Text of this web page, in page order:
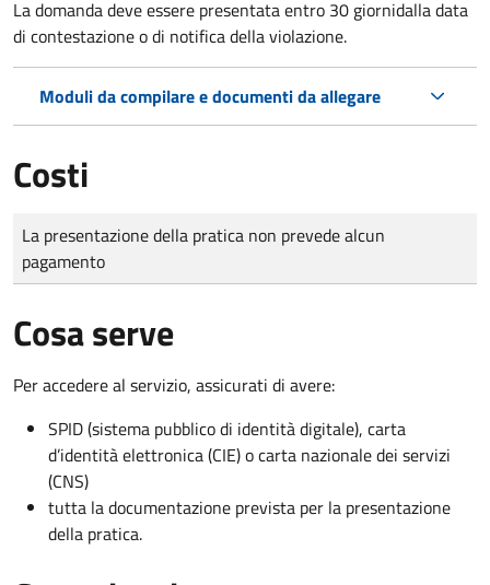
La domanda deve essere presentata entro 30 giornidalla data
di contestazione o di notifica della violazione.
Moduli da compilare e documenti da allegare
Costi
Tipo di pagamento
Importo
La presentazione della pratica non prevede alcun
pagamento
Cosa serve
Per accedere al servizio, assicurati di avere:
SPID (sistema pubblico di identità digitale), carta
d’identità elettronica (CIE) o carta nazionale dei servizi
(CNS)
tutta la documentazione prevista per la presentazione
della pratica.